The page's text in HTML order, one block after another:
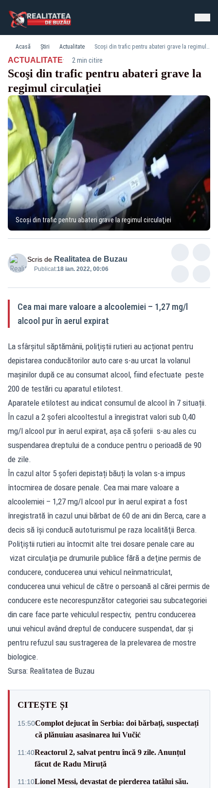
Acasă Știri Actualitate Scoşi din trafic pentru abateri grave la regimul circulaţiei
ACTUALITATE· 2 min citire
Scoşi din trafic pentru abateri grave la
regimul circulaţiei
Scoşi din trafic pentru abateri grave la regimul circulaţiei
Scris de Realitatea de Buzau
Publicat:18 ian. 2022, 00:06
Cea mai mare valoare a alcoolemiei – 1,27 mg/l
alcool pur în aerul expirat
La sfârşitul săptămânii, poliţiştii rutieri au acționat pentru
depistarea conducătorilor auto care s-au urcat la volanul
mașinilor după ce au consumat alcool, fiind efectuate peste
200 de testări cu aparatul etilotest.
Aparatele etilotest au indicat consumul de alcool în 7 situații.
În cazul a 2 șoferi alcooltestul a înregistrat valori sub 0,40
mg/l alcool pur în aerul expirat, așa că șoferii s-au ales cu
suspendarea dreptului de a conduce pentru o perioadă de 90
de zile.
În cazul altor 5 șoferi depistați băuți la volan s-a impus
întocmirea de dosare penale. Cea mai mare valoare a
alcoolemiei – 1,27 mg/l alcool pur în aerul expirat a fost
înregistrată în cazul unui bărbat de 60 de ani din Berca, care a
decis să își conducă autoturismul pe raza localităţii Berca.
Poliţiştii rutieri au întocmit alte trei dosare penale care au
vizat circulaţia pe drumurile publice fără a deţine permis de
conducere, conducerea unui vehicul neînmatriculat,
conducerea unui vehicul de către o persoană al cărei permis de
conducere este necorespunzător categoriei sau subcategoriei
din care face parte vehiculul respectiv, pentru conducerea
unui vehicul având dreptul de conducere suspendat, dar și
pentru refuzul sau sustragerea de la prelevarea de mostre
biologice.
Sursa: Realitatea de Buzau
CITEȘTE ȘI
15:50Complot dejucat în Serbia: doi bărbați, suspectați
că plănuiau asasinarea lui Vučić
11:40Reactorul 2, salvat pentru încă 9 zile. Anunțul
făcut de Radu Miruță
11:10Lionel Messi, devastat de pierderea tatălui său.